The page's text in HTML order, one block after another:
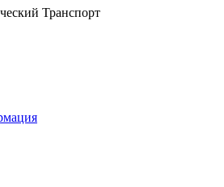
Транспорт